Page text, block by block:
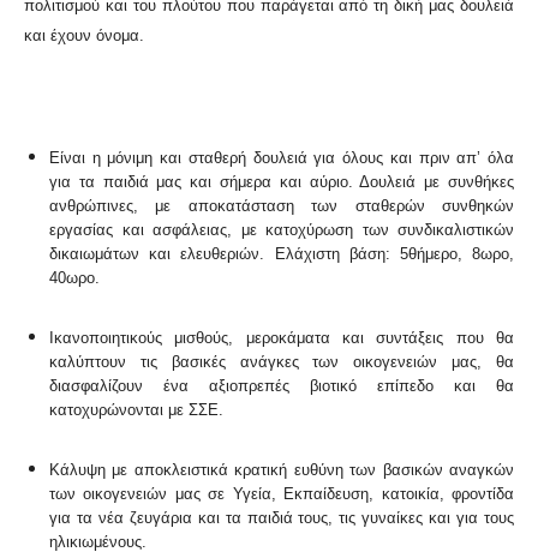
πολιτισμού και του πλούτου που παράγεται από τη δική μας δουλειά
και έχουν όνομα.
Είναι η μόνιμη και σταθερή δουλειά για όλους και πριν απ’ όλα
για τα παιδιά μας και σήμερα και αύριο. Δουλειά με συνθήκες
ανθρώπινες, με αποκατάσταση των σταθερών συνθηκών
εργασίας και ασφάλειας, με κατοχύρωση των συνδικαλιστικών
δικαιωμάτων και ελευθεριών. Ελάχιστη βάση: 5θήμερο, 8ωρο,
40ωρο.
Ικανοποιητικούς μισθούς, μεροκάματα και συντάξεις που θα
καλύπτουν τις βασικές ανάγκες των οικογενειών μας, θα
διασφαλίζουν ένα αξιοπρεπές βιοτικό επίπεδο και θα
κατοχυρώνονται με ΣΣΕ.
Κάλυψη με αποκλειστικά κρατική ευθύνη των βασικών αναγκών
των οικογενειών μας σε Υγεία, Εκπαίδευση, κατοικία, φροντίδα
για τα νέα ζευγάρια και τα παιδιά τους, τις γυναίκες και για τους
ηλικιωμένους.